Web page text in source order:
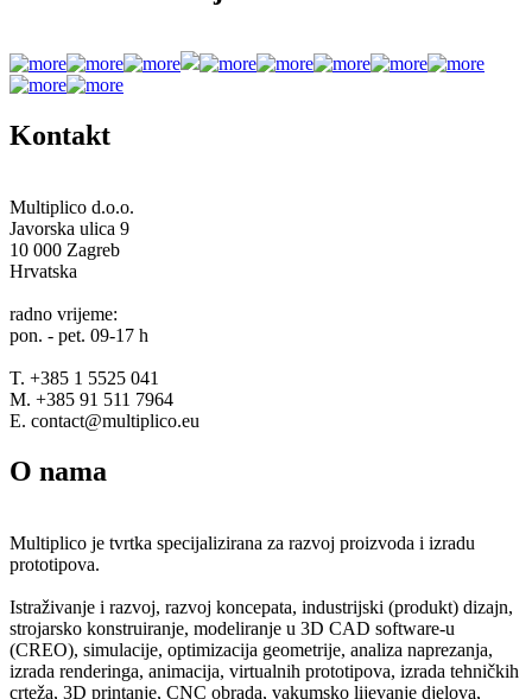
Kontakt
Multiplico d.o.o.
Javorska ulica 9
10 000 Zagreb
Hrvatska
radno vrijeme:
pon. - pet. 09-17 h
T. +385 1 5525 041
M. +385 91 511 7964
E. contact@multiplico.eu
O nama
Multiplico je tvrtka specijalizirana za razvoj proizvoda i izradu
prototipova.
Istraživanje i razvoj, razvoj koncepata, industrijski (produkt) dizajn,
strojarsko konstruiranje, modeliranje u 3D CAD software-u
(CREO), simulacije, optimizacija geometrije, analiza naprezanja,
izrada renderinga, animacija, virtualnih prototipova, izrada tehničkih
crteža, 3D printanje, CNC obrada, vakumsko lijevanje djelova,